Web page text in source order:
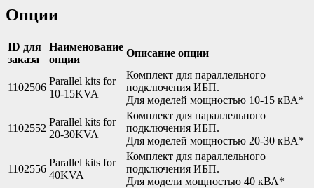
Опции
ID для
заказа
Наименование
опции
Описание опции
1102506
Parallel kits for
10-15KVA
Комплект для параллельного
подключения ИБП.
Для моделей мощностью 10-15 кВА*
1102552
Parallel kits for
20-30KVA
Комплект для параллельного
подключения ИБП.
Для моделей мощностью 20-30 кВА*
1102556
Parallel kits for
40KVA
Комплект для параллельного
подключения ИБП.
Для модели мощностью 40 кВА*